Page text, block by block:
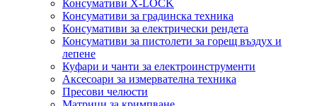
Консумативи X-LOCK
Консумативи за градинска техника
Консумативи за електрически рендета
Консумативи за пистолети за горещ въздух и
лепене
Куфари и чанти за електроинструменти
Аксесоари за измервателна техника
Пресови челюсти